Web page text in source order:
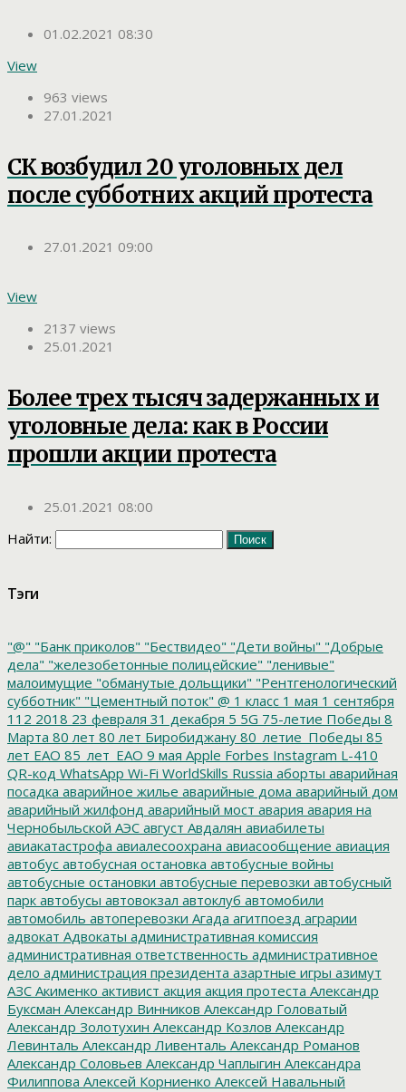
01.02.2021 08:30
View
963 views
27.01.2021
СК возбудил 20 уголовных дел
после субботних акций протеста
27.01.2021 09:00
View
2137 views
25.01.2021
Более трех тысяч задержанных и
уголовные дела: как в России
прошли акции протеста
25.01.2021 08:00
Найти:
Тэги
"@" "Банк приколов" "Бествидео" "Дети войны" "Добрые
дела" "железобетонные полицейские" "ленивые"
малоимущие "обманутые дольщики" "Рентгенологический
субботник" "Цементный поток" @ 1 класс 1 мая 1 сентября
112 2018 23 февраля 31 декабря 5 5G 75-летие Победы 8
Марта 80 лет 80 лет Биробиджану 80_летие_Победы 85
лет ЕАО 85_лет_ЕАО 9 мая Apple Forbes Instagram L-410
QR-код WhatsApp Wi-Fi WorldSkills Russia аборты аварийная
посадка аварийное жилье аварийные дома аварийный дом
аварийный жилфонд аварийный мост авария авария на
Чернобыльской АЭС август Авдалян авиабилеты
авиакатастрофа авиалесоохрана авиасообщение авиация
автобус автобусная остановка автобусные войны
автобусные остановки автобусные перевозки автобусный
парк автобусы автовокзал автоклуб автомобили
автомобиль автоперевозки Агада агитпоезд аграрии
адвокат Адвокаты административная комиссия
административная ответственность административное
дело администрация президента азартные игры азимут
АЗС Акименко активист акция акция протеста Александр
Буксман Александр Винников Александр Головатый
Александр Золотухин Александр Козлов Александр
Левинталь Александр Ливенталь Александр Романов
Александр Соловьев Александр Чаплыгин Александра
Филиппова Алексей Корниенко Алексей Навальный